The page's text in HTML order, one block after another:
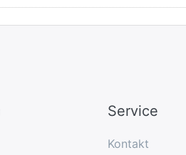
Service
Kontakt